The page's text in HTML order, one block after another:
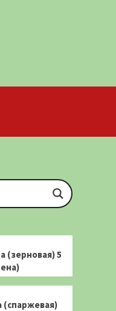
(зерновая) 5
(спаржевая)